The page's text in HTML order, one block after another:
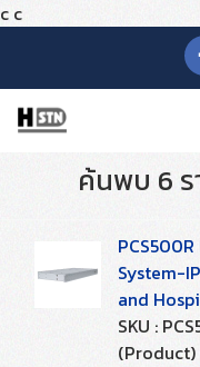
c c
ค้นพบ 6 ร
System-
and
SKU :
(Product)